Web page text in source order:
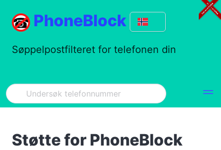
PhoneBlock
Søppelpostfilteret for telefonen din
Støtte for PhoneBlock